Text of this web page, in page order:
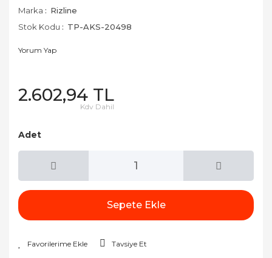
Marka
Rizline
Stok Kodu
TP-AKS-20498
Yorum Yap
2.602,94 TL
Kdv Dahil
Adet
Sepete Ekle
Tavsiye Et